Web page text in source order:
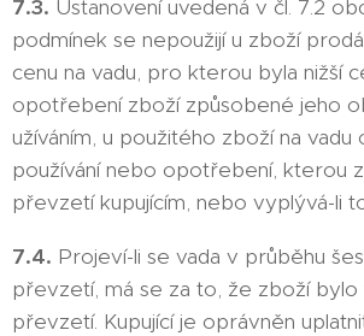
7.3. Ustanovení uvedená v čl. 7.2
podmínek se nepoužijí u zboží
cenu na vadu, pro kterou byla nižší
opotřebení zboží způsobené jeho
užíváním, u použitého zboží na vadu
používání nebo opotřebení, kterou
převzetí kupujícím, nebo vyplývá-li
7.4. Projeví-li se vada v průběhu
převzetí, má se za to, že zboží bylo
převzetí. Kupující je oprávněn